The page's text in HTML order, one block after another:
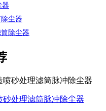
器
尘器
除尘器
砂处理滤筒脉冲除尘器